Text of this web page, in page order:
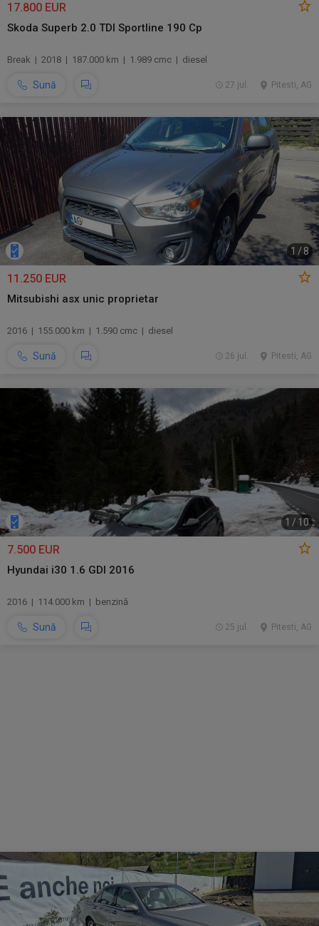
17.800 EUR
Skoda Superb 2.0 TDI Sportline 190 Cp
Break | 2018 | 187.000 km | 1.989 cmc | diesel
Sună Pitesti, AG
27 jul.
1 /8
11.250 EUR
Mitsubishi asx unic proprietar
2016 | 155.000 km | 1.590 cmc | diesel
Sună Pitesti, AG
26 jul.
1 /10
7.500 EUR
Hyundai i30 1.6 GDI 2016
2016 | 114.000 km | benzină
Sună Pitesti, AG
25 jul.